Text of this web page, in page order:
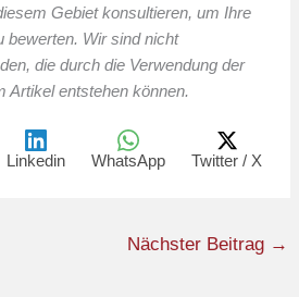
Gebiet konsultieren, um Ihre
bewerten. Wir sind nicht
die durch die Verwendung der
Artikel entstehen können.
Linkedin WhatsApp Twitter / X
Nächster Beitrag →